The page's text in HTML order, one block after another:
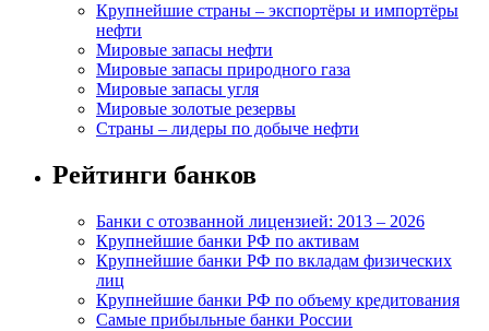
Крупнейшие страны – экспортёры и импортёры
нефти
Мировые запасы нефти
Мировые запасы природного газа
Мировые запасы угля
Мировые золотые резервы
Страны – лидеры по добыче нефти
Рейтинги банков
Банки с отозванной лицензией: 2013 – 2026
Крупнейшие банки РФ по активам
Крупнейшие банки РФ по вкладам физических
лиц
Крупнейшие банки РФ по объему кредитования
Самые прибыльные банки России